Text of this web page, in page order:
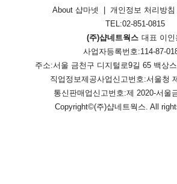
About 샵마넷 개인정보 처리방침
TEL:02-851-0815
(주)샵네트웍스 대표 이인
사업자등록번호:114-87-
주소:서울 금천구 디지털로9길 65 백상
직업정보제공사업신고번호:서울청
통신판매업신고번호:제 2020-서울
Copyright©(주)샵네트웍스 . All